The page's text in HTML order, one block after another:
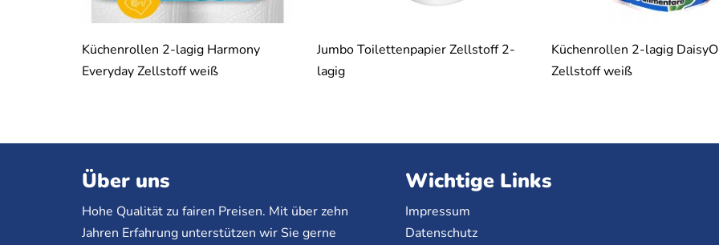
Küchenrollen 2-lagig Harmony
Everyday Zellstoff weiß
Jumbo Toilettenpapier Zellstoff 2-
lagig
Küchenrollen 2-lagig
Zellstoff weiß
Über uns
Hohe Qualität zu fairen Preisen. Mit über zehn
Jahren Erfahrung unterstützen wir Sie gerne
Wichtige Links
Impressum
Datenschutz